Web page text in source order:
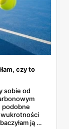
czy to
sobie od
podobne
ją w